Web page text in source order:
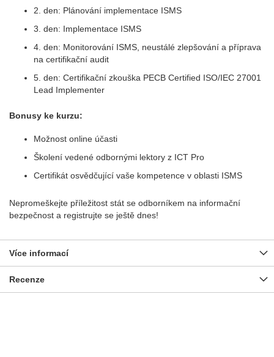
2. den: Plánování implementace ISMS
3. den: Implementace ISMS
4. den: Monitorování ISMS, neustálé zlepšování a příprava
na certifikační audit
5. den: Certifikační zkouška PECB Certified ISO/IEC 27001
Lead Implementer
Bonusy ke kurzu:
Možnost online účasti
Školení vedené odbornými lektory z ICT Pro
Certifikát osvědčující vaše kompetence v oblasti ISMS
Nepromeškejte příležitost stát se odborníkem na informační
bezpečnost a registrujte se ještě dnes!
Více informací
Recenze